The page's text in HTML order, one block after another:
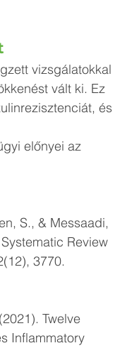
vizsgálatokkal
vált ki. Ez
és
előnyei az
S., & Messaadi,
Twelve